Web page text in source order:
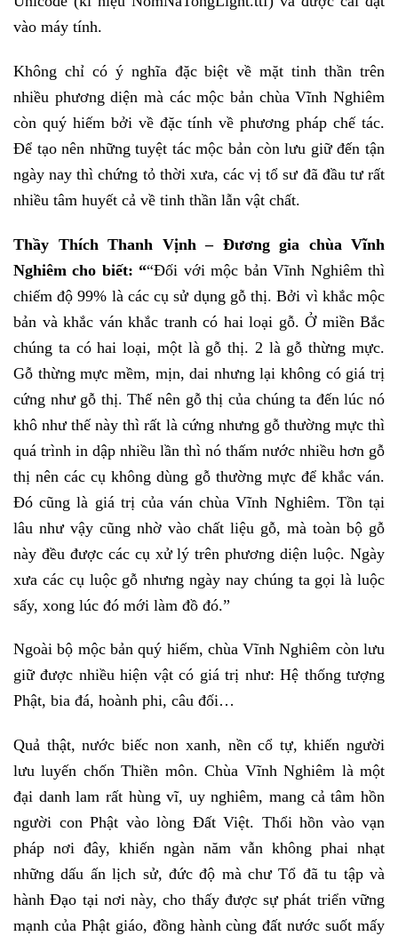
vào máy tính.
Không chỉ có ý nghĩa đặc biệt về mặt tinh thần trên
nhiều phương diện mà các mộc bản chùa Vĩnh Nghiêm
còn quý hiếm bởi về đặc tính về phương pháp chế tác.
Để tạo nên những tuyệt tác mộc bản còn lưu giữ đến tận
ngày nay thì chứng tỏ thời xưa, các vị tổ sư đã đầu tư rất
nhiều tâm huyết cả về tinh thần lẫn vật chất.
Thầy Thích Thanh Vịnh – Đương gia chùa Vĩnh
Nghiêm cho biết: ““Đối với mộc bản Vĩnh Nghiêm thì
chiếm độ 99% là các cụ sử dụng gỗ thị. Bởi vì khắc mộc
bản và khắc ván khắc tranh có hai loại gỗ. Ở miền Bắc
chúng ta có hai loại, một là gỗ thị. 2 là gỗ thừng mực.
Gỗ thừng mực mềm, mịn, dai nhưng lại không có giá trị
cứng như gỗ thị.Thế nên gỗ thị của chúng ta đến lúc nó
khô như thế này thì rất là cứng nhưng gỗ thường mực thì
quá trình in dập nhiều lần thì nó thấm nước nhiều hơn gỗ
thị nên các cụ không dùng gỗ thường mực để khắc ván.
Đó cũng là giá trị của ván chùa Vĩnh Nghiêm. Tồn tại
lâu như vậy cũng nhờ vào chất liệu gỗ, mà toàn bộ gỗ
này đều được các cụ xử lý trên phương diện luộc. Ngày
xưa các cụ luộc gỗ nhưng ngày nay chúng ta gọi là luộc
sấy, xong lúc đó mới làm đồ đó.”
Ngoài bộ mộc bản quý hiếm, chùa Vĩnh Nghiêm còn lưu
giữ được nhiều hiện vật có giá trị như: Hệ thống tượng
Phật, bia đá, hoành phi, câu đối…
Quả thật, nước biếc non xanh, nền cổ tự, khiến người
lưu luyến chốn Thiền môn. Chùa Vĩnh Nghiêm là một
đại danh lam rất hùng vĩ, uy nghiêm, mang cả tâm hồn
người con Phật vào lòng Đất Việt. Thổi hồn vào vạn
pháp nơi đây, khiến ngàn năm vẫn không phai nhạt
những dấu ấn lịch sử, đức độ mà chư Tổ đã tu tập và
hành Đạo tại nơi này,cho thấy được sự phát triển vững
mạnh của Phật giáo, đồng hành cùng đất nước suốt mấy